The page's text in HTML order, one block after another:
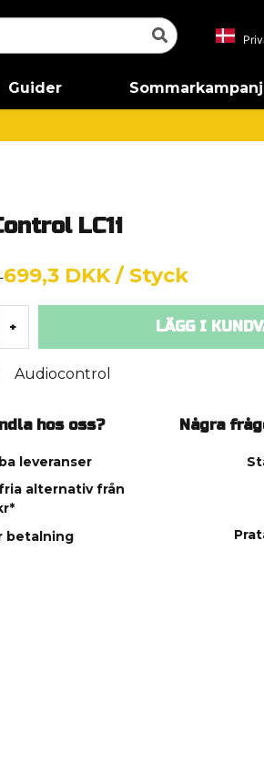
Guider
LC1i
699,3 DKK / Styck
+ LÄGG I
Audiocontrol
hos oss?
leveranser
alternativ från
betalning
Några